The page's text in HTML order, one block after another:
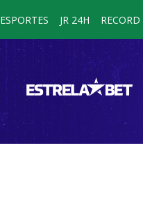
ESPORTES JR 24H RECORD